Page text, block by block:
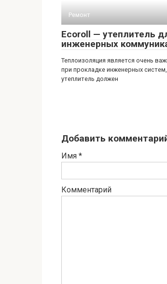
Ремонт
Ecoroll — утеплитель
инженерных
Теплоизоляция является очень
при прокладке инженерных систем,
утеплитель должен
Добавить
Имя *
Комментарий